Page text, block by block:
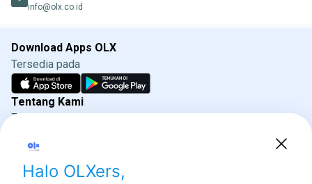
info@olx.co.id
Download Apps OLX
Tersedia pada
Tentang Kami
Tentang OLX
Direktorat Jenderal Perlindungan Konsumen dan
Tertib Niaga